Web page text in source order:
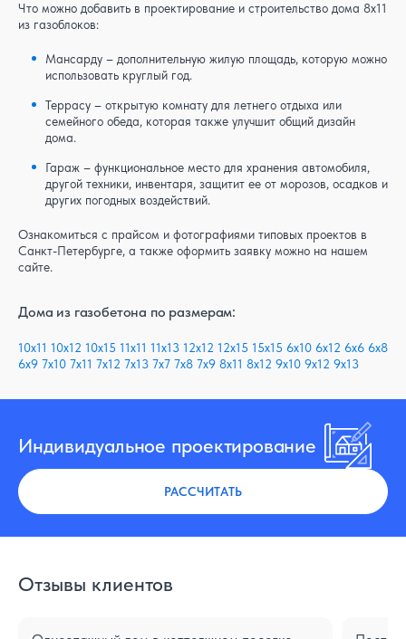
Что можно добавить в проектирование и строительство дома 8x11
из газоблоков:
Мансарду – дополнительную жилую площадь, которую можно
использовать круглый год.
Террасу – открытую комнату для летнего отдыха или
семейного обеда, которая также улучшит общий дизайн
дома.
Гараж – функциональное место для хранения автомобиля,
другой техники, инвентаря, защитит ее от морозов, осадков и
других погодных воздействий.
Ознакомиться с прайсом и фотографиями типовых проектов в
Санкт-Петербурге, а также оформить заявку можно на нашем
сайте.
Дома из газобетона по размерам:
10x11 10x12 10x15 11x11 11x13 12x12 12x15 15x15 6x10 6x12 6x6 6x8
6x9 7x10 7x11 7x12 7x13 7x7 7x8 7x9 8x11 8x12 9x10 9x12 9x13
Индивидуальное проектирование
РАССЧИТАТЬ
Отзывы клиентов